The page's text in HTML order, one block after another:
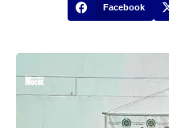
Facebook